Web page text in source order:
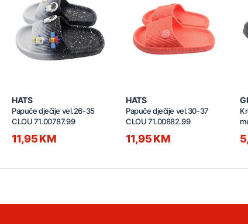
HATS
Papuče dječije vel.26-35
CLOU 71.00787.99
11,95 KM
HATS
Papuče dječije vel.30-37
CLOU 71.00882.99
11,95 KM